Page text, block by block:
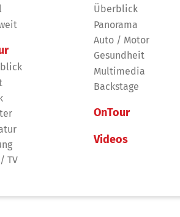
TV
Überblick
Panorama
Auto / Motor
Gesundheit
Multimedia
Backstage
OnTour
Videos